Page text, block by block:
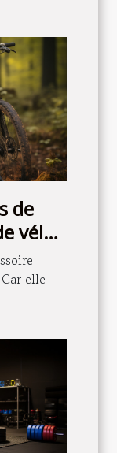
de
vélo
elle